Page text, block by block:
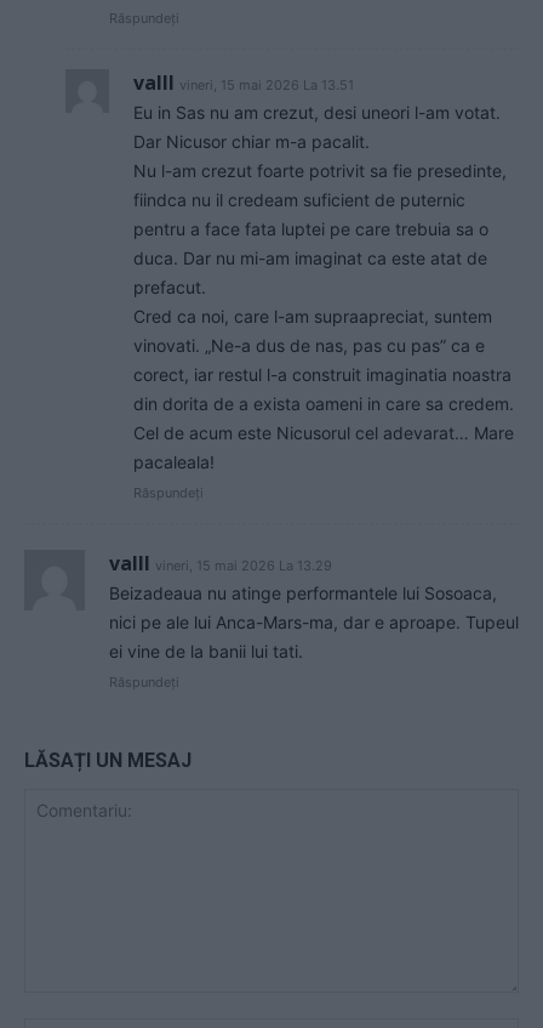
Răspundeți
valll vineri, 15 mai 2026 La 13.51
Eu in Sas nu am crezut, desi uneori l-am votat.
Dar Nicusor chiar m-a pacalit.
Nu l-am crezut foarte potrivit sa fie presedinte,
fiindca nu il credeam suficient de puternic
pentru a face fata luptei pe care trebuia sa o
duca. Dar nu mi-am imaginat ca este atat de
prefacut.
Cred ca noi, care l-am supraapreciat, suntem
vinovati. „Ne-a dus de nas, pas cu pas” ca e
corect, iar restul l-a construit imaginatia noastra
din dorita de a exista oameni in care sa credem.
Cel de acum este Nicusorul cel adevarat… Mare
pacaleala!
Răspundeți
valll vineri, 15 mai 2026 La 13.29
Beizadeaua nu atinge performantele lui Sosoaca,
nici pe ale lui Anca-Mars-ma, dar e aproape. Tupeul
ei vine de la banii lui tati.
Răspundeți
LĂSAȚI UN MESAJ